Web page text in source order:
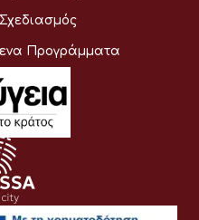
Προγράμματα